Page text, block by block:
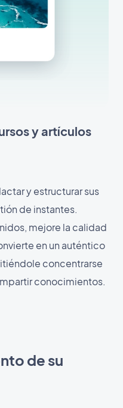
y artículos
y estructurar sus
de instantes.
mejore la calidad
en un auténtico
concentrarse
conocimientos.
de su